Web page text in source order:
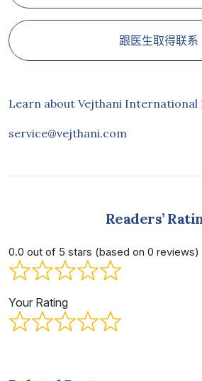
跟医生取得联系
Learn about Vejthani International
service@vejthani.com
Readers’
0.0 out of 5 stars (based on 0 reviews)
Your Rating